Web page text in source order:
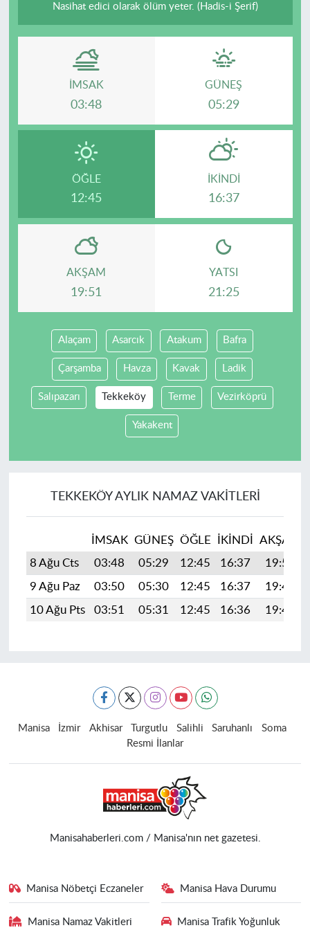
Nasihat edici olarak ölüm yeter. (Hadis-i Şerif)
İMSAK
03:48
GÜNEŞ
05:29
ÖĞLE
12:45
İKINDI
16:37
AKŞAM
19:51
YATSI
21:25
Alaçam Asarcık Atakum Bafra
Çarşamba Havza Kavak Ladik
Salıpazarı Tekkeköy Terme Vezirköprü
Yakakent
TEKKEKÖY AYLIK NAMAZ VAKITLERI
İMSAK GÜNEŞ ÖĞLE İKINDI AKŞAM
8 Ağu Cts
03:48 05:29 12:45 16:37 19:51
9 Ağu Paz
03:50 05:30 12:45 16:37 19:49
10 Ağu Pts
03:51 05:31 12:45 16:36 19:48
Manisa İzmir Akhisar Turgutlu Salihli Saruhanlı
Soma
Resmi İlanlar
Manisahaberleri.com / Manisa'nın net gazetesi.
Manisa Nöbetçi Eczaneler Manisa Hava Durumu
Manisa Namaz Vakitleri Manisa Trafik Yoğunluk